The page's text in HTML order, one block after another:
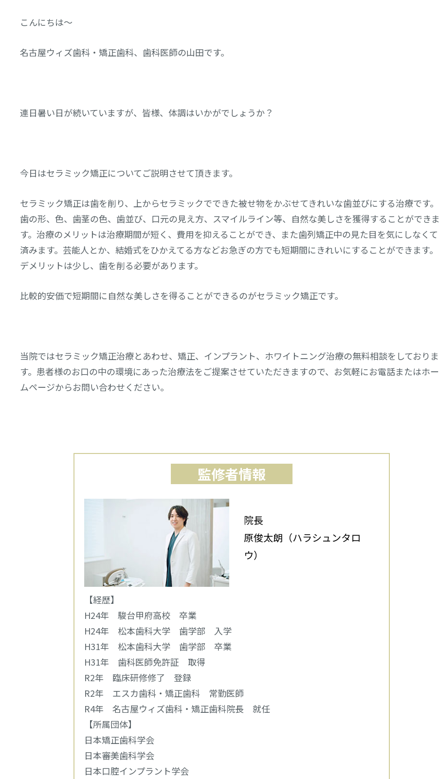
こんにちは～
名古屋ウィズ歯科・矯正歯科、歯科医師の山田です。
連日暑い日が続いていますが、皆様、体調はいかがでしょうか？
今日はセラミック矯正についてご説明させて頂きます。
セラミック矯正は歯を削り、上からセラミックでできた被せ物をかぶせてきれいな歯並びにする治療です。
歯の形、色、歯茎の色、歯並び、口元の見え方、スマイルライン等、自然な美しさを獲得することができま
す。治療のメリットは治療期間が短く、費用を抑えることができ、また歯列矯正中の見た目を気にしなくて
済みます。芸能人とか、結婚式をひかえてる方などお急ぎの方でも短期間にきれいにすることができます。
デメリットは少し、歯を削る必要があります。
比較的安価で短期間に自然な美しさを得ることができるのがセラミック矯正です。
当院ではセラミック矯正治療とあわせ、矯正、インプラント、ホワイトニング治療の無料相談をしておりま
す。患者様のお口の中の環境にあった治療法をご提案させていただきますので、お気軽にお電話またはホー
ムページからお問い合わせください。
監修者情報
院長
原俊太朗（ハラシュンタロ
ウ）
【経歴】
H24年 駿台甲府高校 卒業
H24年 松本歯科大学 歯学部 入学
H31年 松本歯科大学 歯学部 卒業
H31年 歯科医師免許証 取得
R2年 臨床研修修了 登録
R2年 エスカ歯科・矯正歯科 常勤医師
R4年 名古屋ウィズ歯科・矯正歯科院長 就任
【所属団体】
日本矯正歯科学会
日本審美歯科学会
日本口腔インプラント学会